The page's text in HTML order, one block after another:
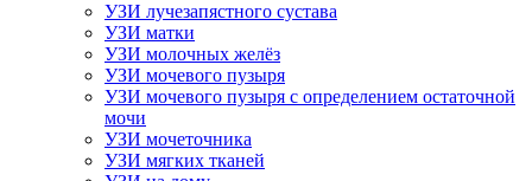
УЗИ лучезапястного сустава
УЗИ матки
УЗИ молочных желёз
УЗИ мочевого пузыря
УЗИ мочевого пузыря с определением остаточной
мочи
УЗИ мочеточника
УЗИ мягких тканей